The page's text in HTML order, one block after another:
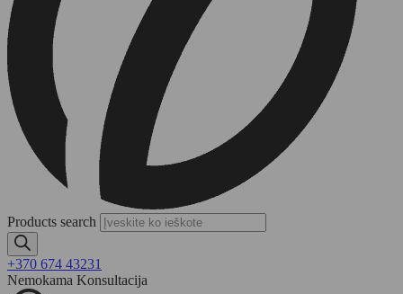
Products search
+370 674 43231
Nemokama Konsultacija